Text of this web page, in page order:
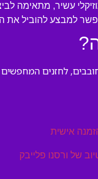
עשיר, מתאימה
למבצע להוביל את
לחזנים
אישית
של ורסנו פלייבק